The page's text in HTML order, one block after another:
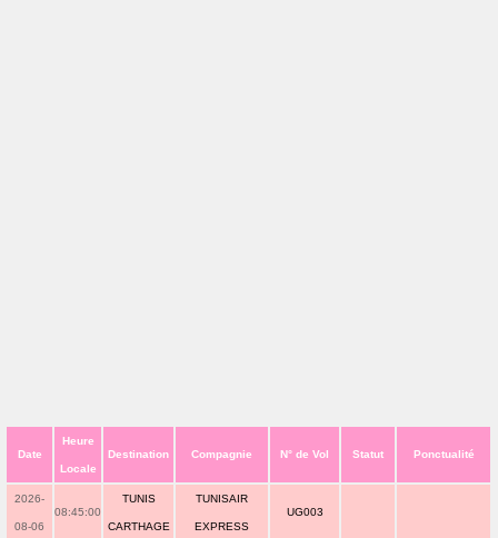
Date
Heure
Locale
Destination Compagnie N° de Vol Statut Ponctualité
2026-
08-06
08:45:00
TUNIS
CARTHAGE
TUNISAIR
EXPRESS
UG003